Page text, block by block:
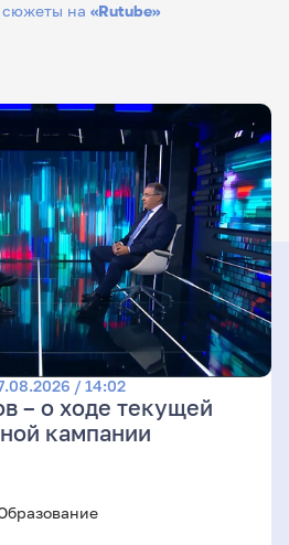
сюжеты на «Rutube»
/ 14:02
– о ходе текущей
кампании